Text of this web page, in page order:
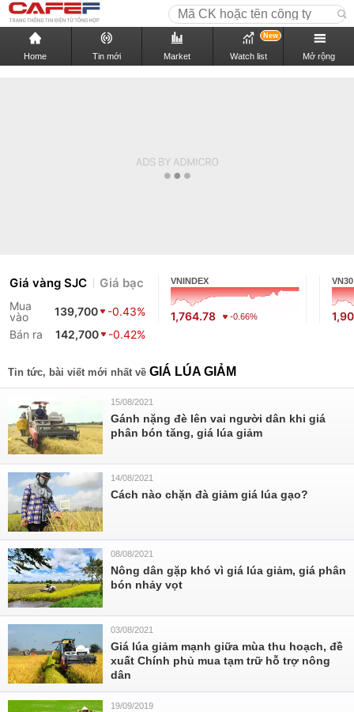
Home Tin mới Market Watch list
New
Mở rộng
Giá vàng SJC Giá bạc
Mua
vào
139,700
-0.43%
Bán ra
142,700 -0.42%
VNINDEX
1,764.78 -0.66%
VN30
Tin tức, bài viết mới nhất về GIÁ LÚA GIẢM
15/08/2021
Gánh nặng đè lên vai người dân khi giá
phân bón tăng, giá lúa giảm
14/08/2021
Cách nào chặn đà giảm giá lúa gạo?
08/08/2021
Nông dân gặp khó vì giá lúa giảm, giá phân
bón nhảy vọt
03/08/2021
Giá lúa giảm mạnh giữa mùa thu hoạch, đề
xuất Chính phủ mua tạm trữ hỗ trợ nông
dân
19/09/2019